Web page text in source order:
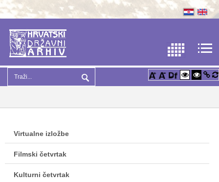
Virtualne izložbe
Filmski četvrtak
Kulturni četvrtak